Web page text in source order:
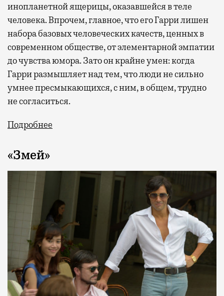
инопланетной ящерицы, оказавшейся в теле
человека. Впрочем, главное, что его Гарри лишен
набора базовых человеческих качеств, ценных в
современном обществе, от элементарной эмпатии
до чувства юмора. Зато он крайне умен: когда
Гарри размышляет над тем, что люди не сильно
умнее пресмыкающихся, с ним, в общем, трудно
не согласиться.
Подробнее
«Змей»